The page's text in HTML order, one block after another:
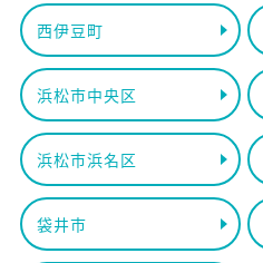
西伊豆町
浜松市中央区
浜松市浜名区
袋井市